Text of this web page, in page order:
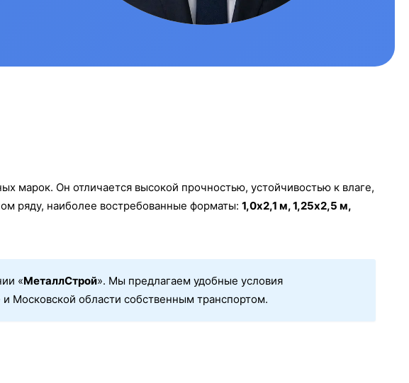
марок. Он отличается высокой прочностью, устойчивостью к влаге,
ряду, наиболее востребованные форматы:1,0х2,1 м, 1,25х2,5 м,
«МеталлСтрой». Мы предлагаем удобные условия
Московской области собственным транспортом.